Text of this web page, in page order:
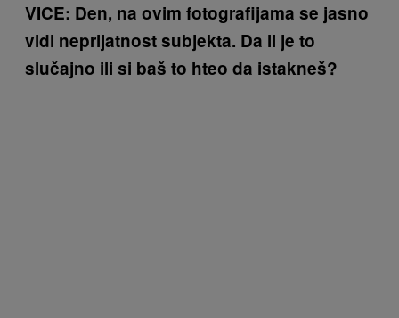
VICE: Den, na ovim fotografijama se jasno
vidi neprijatnost subjekta. Da li je to
slučajno ili si baš to hteo da istakneš?